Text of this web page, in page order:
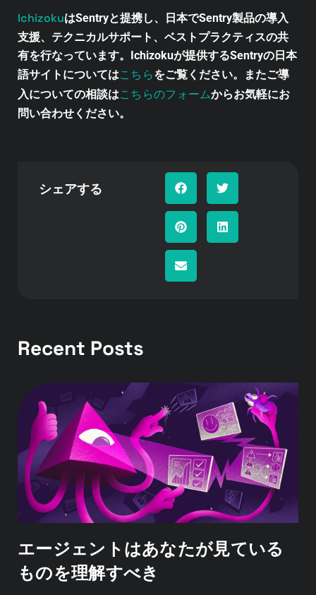
IchizokuはSentryと提携し、日本でSentry製品の導入
支援、テクニカルサポート、ベストプラクティスの共
有を行なっています。Ichizokuが提供するSentryの日本
語サイトについてはこちらをご覧ください。またご導
入についての相談はこちらのフォームからお気軽にお
問い合わせください。
シェアする
Recent Posts
エージェントはあなたが見ている
ものを理解すべき